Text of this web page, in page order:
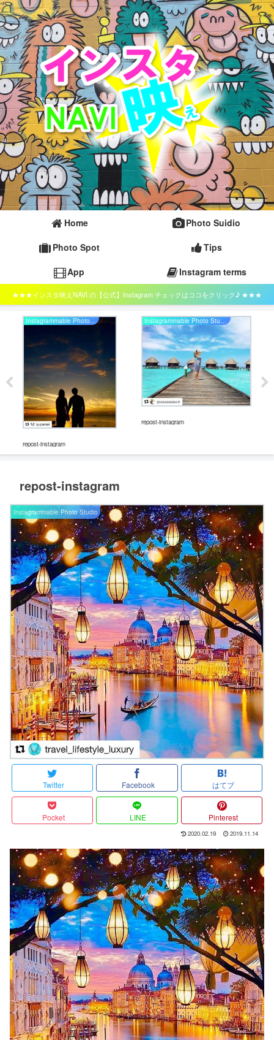
Home
Photo Suidio
Photo Spot
Tips
App
Instagram terms
★★★インスタ映えNAVI の【公式】Instagram チェックはココをクリック♪ ★★★
repost-instagram
repost-instagram
repost-instagram
Instagrammable Photo Studio
Twitter Facebook はてブ
Pocket LINE Pinterest
2020.02.19 2019.11.14